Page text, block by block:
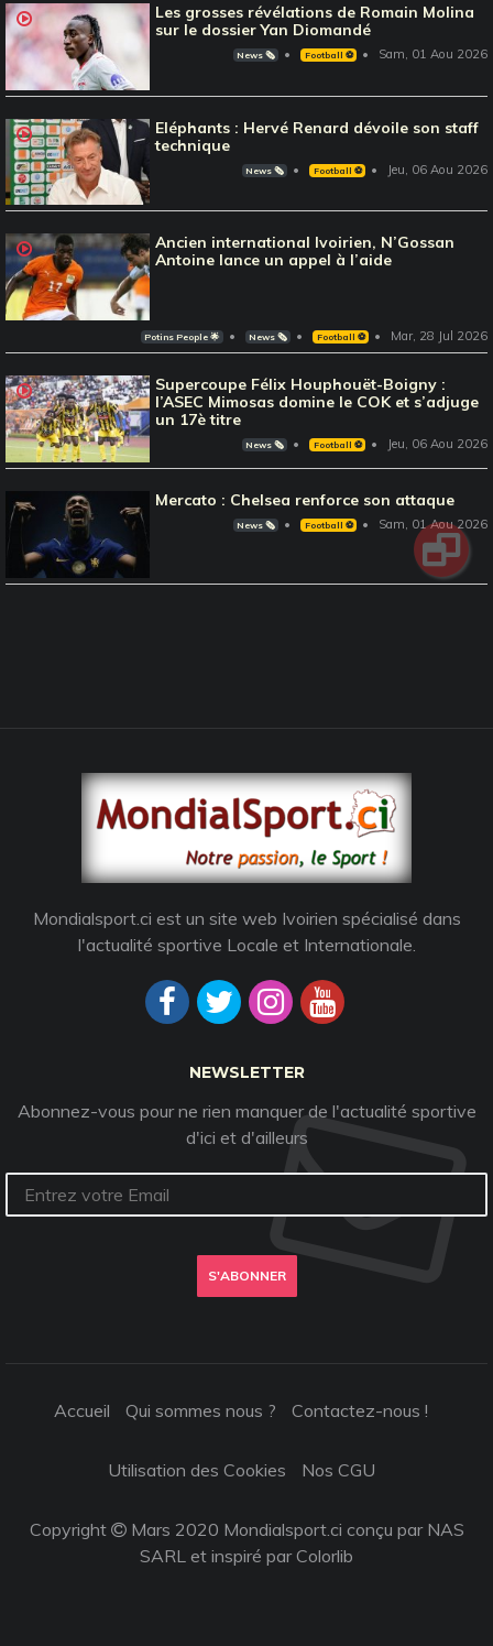
Les grosses révélations de Romain Molina
sur le dossier Yan Diomandé
News 🗞️ Football ⚽️ Sam, 01 Aou 2026
Eléphants : Hervé Renard dévoile son staff
technique
News 🗞️ Football ⚽️ Jeu, 06 Aou 2026
Ancien international Ivoirien, N’Gossan
Antoine lance un appel à l’aide
Potins People 🌟 News 🗞️ Football ⚽️ Mar, 28 Jul 2026
Supercoupe Félix Houphouët-Boigny :
l’ASEC Mimosas domine le COK et s’adjuge
un 17è titre
News 🗞️ Football ⚽️ Jeu, 06 Aou 2026
Mercato : Chelsea renforce son attaque
News 🗞️ Football ⚽️ Sam, 01 Aou 2026
Mondialsport.ci est un site web Ivoirien spécialisé dans
l'actualité sportive Locale et Internationale.
NEWSLETTER
Abonnez-vous pour ne rien manquer de l'actualité sportive
d'ici et d'ailleurs
S'ABONNER
Accueil Qui sommes nous ? Contactez-nous !
Utilisation des Cookies Nos CGU
Copyright
Mars 2020 Mondialsport.ci conçu par NAS
SARL et inspiré parColorlib